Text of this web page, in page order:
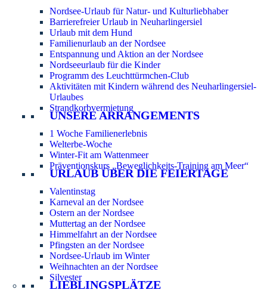
Nordsee-Urlaub für Natur- und Kulturliebhaber
Barrierefreier Urlaub in Neuharlingersiel
Urlaub mit dem Hund
Familienurlaub an der Nordsee
Entspannung und Aktion an der Nordsee
Nordseeurlaub für die Kinder
Programm des Leuchttürmchen-Club
Aktivitäten mit Kindern während des Neuharlingersiel-
Urlaubes
Strandkorbvermietung
UNSERE ARRANGEMENTS
1 Woche Familienerlebnis
Welterbe-Woche
Winter-Fit am Wattenmeer
Präventionskurs „Beweglichkeits-Training am Meer“
URLAUB ÜBER DIE FEIERTAGE
Valentinstag
Karneval an der Nordsee
Ostern an der Nordsee
Muttertag an der Nordsee
Himmelfahrt an der Nordsee
Pfingsten an der Nordsee
Nordsee-Urlaub im Winter
Weihnachten an der Nordsee
Silvester
LIEBLINGSPLÄTZE